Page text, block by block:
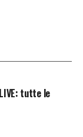
tutte le